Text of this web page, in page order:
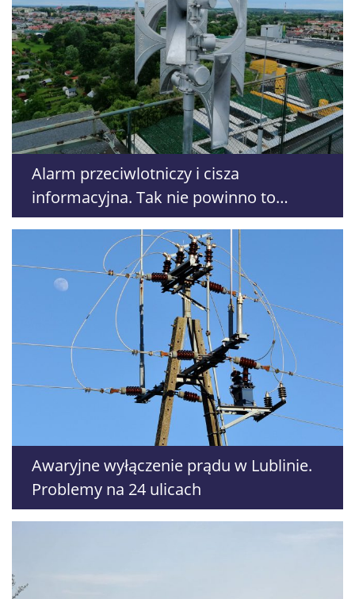
Alarm przeciwlotniczy i cisza
informacyjna. Tak nie powinno to
wyglądać
Awaryjne wyłączenie prądu w Lublinie.
Problemy na 24 ulicach